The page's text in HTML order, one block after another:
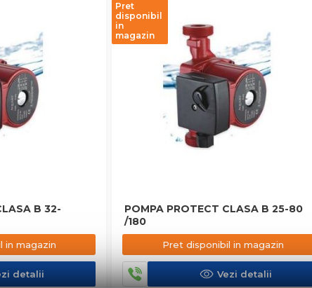
B 32-
in magazin
detalii
Pret
disponibil
in
magazin
POMPA PROTECT CLASA B 25-80
/180
Pret disponibil in magazin
Vezi detalii